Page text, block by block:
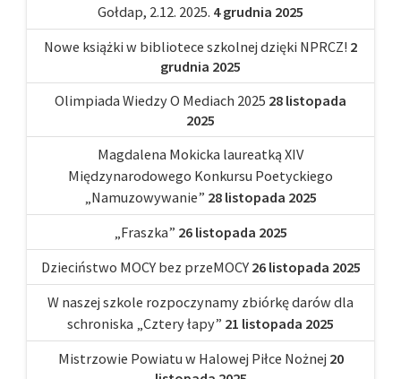
Gołdap, 2.12. 2025. 4 grudnia 2025
Nowe książki w bibliotece szkolnej dzięki NPRCZ! 2
grudnia 2025
Olimpiada Wiedzy O Mediach 2025 28 listopada
2025
Magdalena Mokicka laureatką XIV
Międzynarodowego Konkursu Poetyckiego
„Namuzowywanie” 28 listopada 2025
„Fraszka” 26 listopada 2025
Dzieciństwo MOCY bez przeMOCY 26 listopada 2025
W naszej szkole rozpoczynamy zbiórkę darów dla
schroniska „Cztery łapy” 21 listopada 2025
Mistrzowie Powiatu w Halowej Piłce Nożnej 20